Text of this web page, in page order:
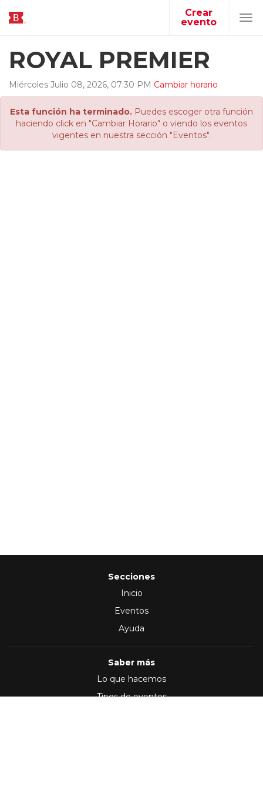
Crear
evento
ROYAL PREMIER
Miércoles Julio 08, 2026, 07:30 PM Cambiar horario
Esta función ha terminado. Puedes escoger otra función
haciendo click en "Cambiar Horario" o viendo los eventos
vigentes en nuestra sección "Eventos".
Secciones
Inicio
Eventos
Ayuda
Saber más
Lo que hacemos
Tipos de eventos